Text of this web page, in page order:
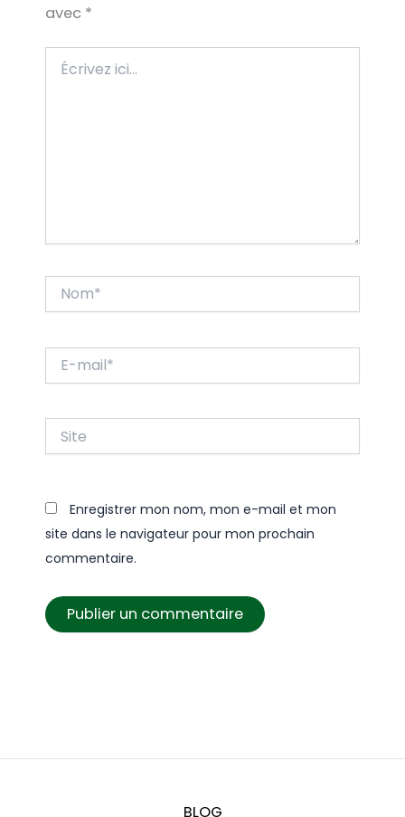
avec *
ici…
mail*
Enregistrer mon nom, mon e-mail et mon
site dans le navigateur pour mon prochain
commentaire.
BLOG